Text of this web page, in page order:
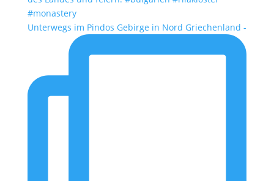
Unterwegs im Pindos Gebirge in Nord Griechenland -